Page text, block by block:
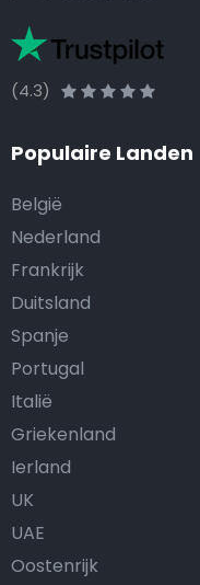
(4.3)
Populaire Landen
België
Nederland
Frankrijk
Duitsland
Spanje
Portugal
Italië
Griekenland
Ierland
UK
UAE
Oostenrijk